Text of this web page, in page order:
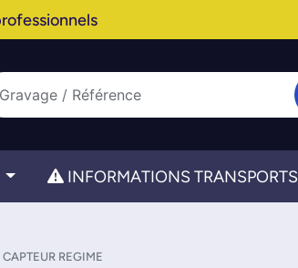
INFORMATIONS TRANSPORTS
CAPTEUR REGIME